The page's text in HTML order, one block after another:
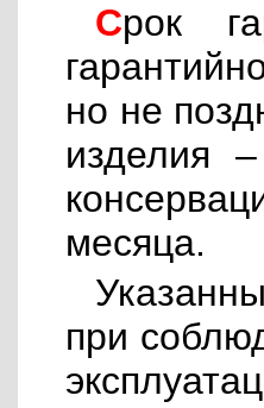
Срок гарантии составляет 12 месяцев. Начало
но не
изделия
месяца.
при